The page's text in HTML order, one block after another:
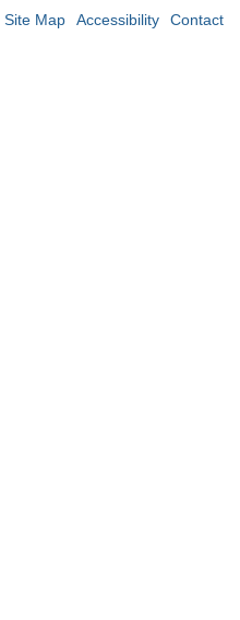
Site Map Accessibility Contact